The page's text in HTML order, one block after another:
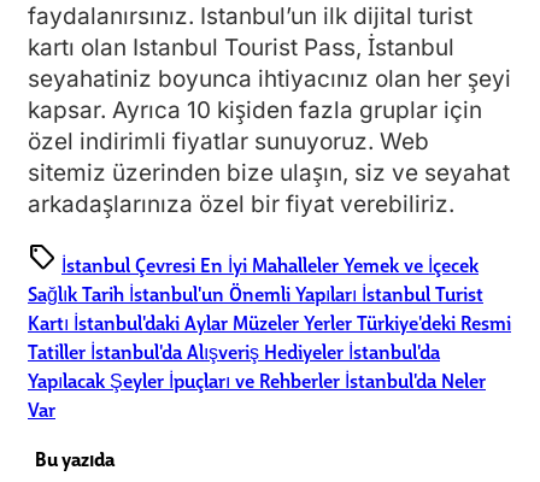
faydalanırsınız. Istanbul’un ilk dijital turist
kartı olan Istanbul Tourist Pass, İstanbul
seyahatiniz boyunca ihtiyacınız olan her şeyi
kapsar. Ayrıca 10 kişiden fazla gruplar için
özel indirimli fiyatlar sunuyoruz. Web
sitemiz üzerinden bize ulaşın, siz ve seyahat
arkadaşlarınıza özel bir fiyat verebiliriz.
sell İstanbul Çevresi En İyi MahallelerYemek ve İçecek
SağlıkTarih İstanbul'un Önemli Yapıları İstanbul Turist
Kartı İstanbul'daki Aylar MüzelerYerlerTürkiye'deki Resmi
Tatiller İstanbul'da Alışveriş Hediyeler İstanbul'da
Yapılacak Şeyler İpuçları ve Rehberler İstanbul'da Neler
Var
Bu yazıda